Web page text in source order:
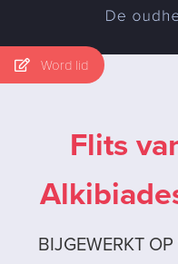
Word lid
Flits
BIJGEWERKT